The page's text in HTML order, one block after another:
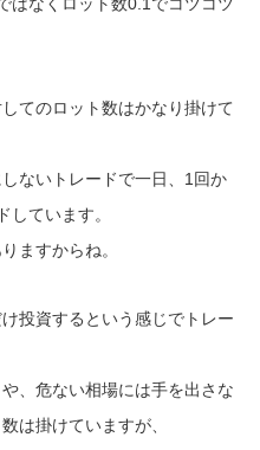
はなくロット数0.1でコツコツ
てのロット数はかなり掛けて
ないトレードで一日、1回か
しています。
ますからね。
投資するという感じでトレー
、危ない相場には手を出さな
は掛けていますが、